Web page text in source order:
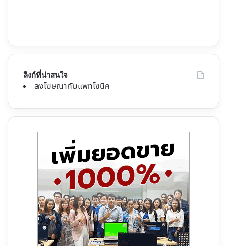
ลิงก์ที่น่าสนใจ
ลงโฆษณากับแพทโซนิค